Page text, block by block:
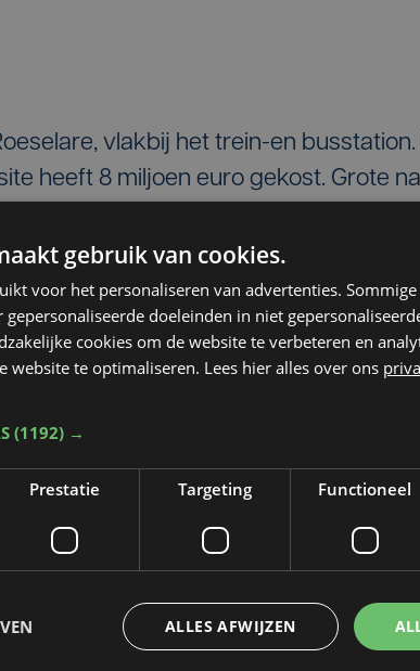
vlakbij het trein-en busstation.
heeft 8 miljoen euro gekost. Grote
weekend mee het podium inspelen.
Taalfout opgemerkt?
je een taal- of schrijffout opgemerkt in dit
gebruik van cookies.
voor het personaliseren van advertenties.
doeleinden in niet
cookies om de website te verbeteren en
website te optimaliseren. Lees hier alles over ons
(1192) →
Prestatie Targeting Functioneel
ALLES AFWIJZEN